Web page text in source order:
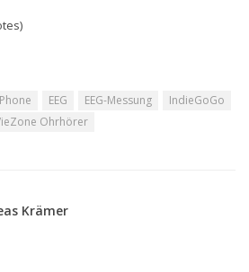
EEG EEG-Messung
IndieGoGo
Ohrhörer
Krämer